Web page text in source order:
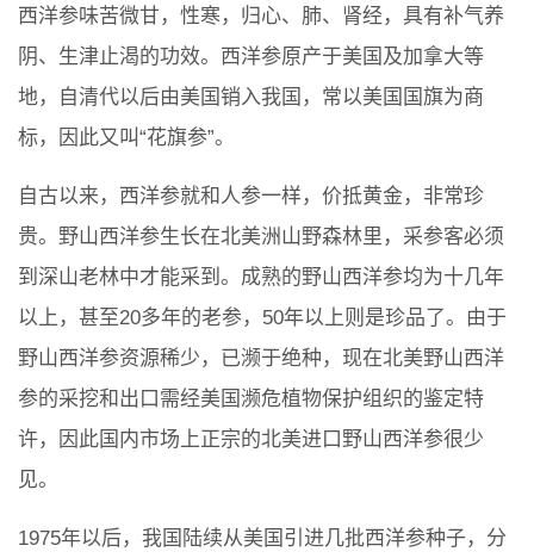
西洋参味苦微甘，性寒，归心、肺、肾经，具有补气养
阴、生津止渴的功效。西洋参原产于美国及加拿大等
地，自清代以后由美国销入我国，常以美国国旗为商
标，因此又叫“花旗参”。
自古以来，西洋参就和人参一样，价抵黄金，非常珍
贵。野山西洋参生长在北美洲山野森林里，采参客必须
到深山老林中才能采到。成熟的野山西洋参均为十几年
以上，甚至20多年的老参，50年以上则是珍品了。由于
野山西洋参资源稀少，已濒于绝种，现在北美野山西洋
参的采挖和出口需经美国濒危植物保护组织的鉴定特
许，因此国内市场上正宗的北美进口野山西洋参很少
见。
1975年以后，我国陆续从美国引进几批西洋参种子，分